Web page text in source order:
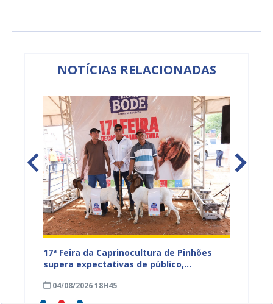
NOTÍCIAS RELACIONADAS
17ª Feira da Caprinocultura de Pinhões
supera expectativas de público,
04/08/2026 18H45